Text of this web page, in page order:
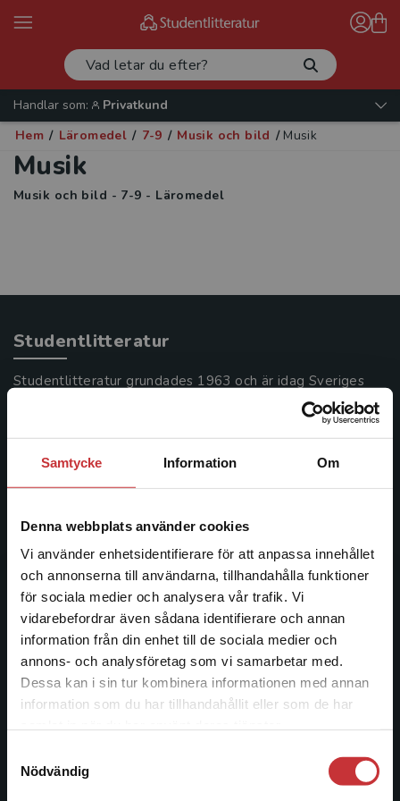
Samtycke Information Om
Denna webbplats använder cookies
Vi använder enhetsidentifierare för att anpassa innehållet
och annonserna till användarna, tillhandahålla funktioner
för sociala medier och analysera vår trafik. Vi
vidarebefordrar även sådana identifierare och annan
information från din enhet till de sociala medier och
annons- och analysföretag som vi samarbetar med.
Dessa kan i sin tur kombinera informationen med annan
information som du har tillhandahållit eller som de har
Nödvändig
Begränsad fraktregion
Det verkar som att du besöker
studentlitteratur.se via en enhet utanför Sverige.
Vi erbjuder inte leveranser utanför Sverige. För
att kunna slutföra ett köp måste
Handlar som:
Privatkund
Hem / Läromedel / 7-9 / Musik och bild / Musik
Musik
Musik och bild - 7-9 - Läromedel
Studentlitteratur
Studentlitteratur grundades 1963 och är idag Sveriges
ledande utbildningsförlag. Med läromedel, kurslitteratur,
längs hela kunskapsresan.
Kontakta oss
Kontakta oss
046-31 20 00
Postadress:
Box 141
221 00 Lund
Besöksadress:
Åkergränden 1